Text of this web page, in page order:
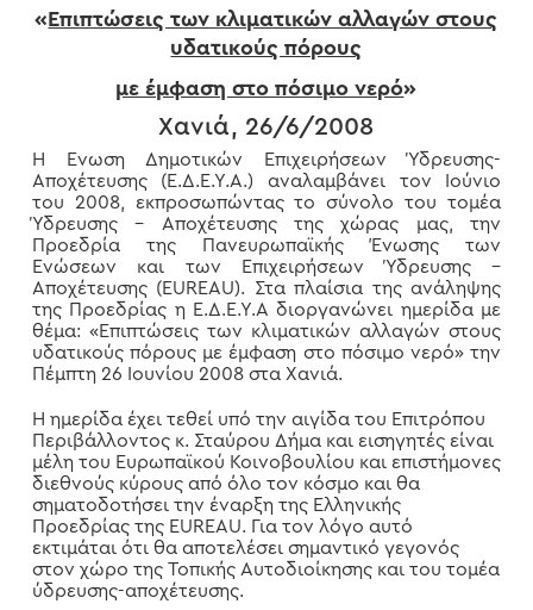
«Επιπτώσεις των κλιματικών αλλαγών στους
υδατικούς πόρους
με έμφαση στο πόσιμο νερό»
Χανιά, 26/6/2008
Η Ένωση Δημοτικών Επιχειρήσεων Ύδρευσης-
Αποχέτευσης (Ε.Δ.Ε.Υ.Α.) αναλαμβάνει τον Ιούνιο
του 2008, εκπροσωπώντας το σύνολο του τομέα
Ύδρευσης – Αποχέτευσης της χώρας μας, την
Προεδρία της Πανευρωπαϊκής Ένωσης των
Ενώσεων και των Επιχειρήσεων Ύδρευσης –
Αποχέτευσης (EUREAU). Στα πλαίσια της ανάληψης
της Προεδρίας η Ε.Δ.Ε.Υ.Α διοργανώνει ημερίδα με
θέμα: «Επιπτώσεις των κλιματικών αλλαγών στους
υδατικούς πόρους με έμφαση στο πόσιμο νερό» την
Πέμπτη 26 Ιουνίου 2008 στα Χανιά.
Η ημερίδα έχει τεθεί υπό την αιγίδα του Επιτρόπου
Περιβάλλοντος κ. Σταύρου Δήμα και εισηγητές είναι
μέλη του Ευρωπαϊκού Κοινοβουλίου και επιστήμονες
διεθνούς κύρους από όλο τον κόσμο και θα
σηματοδοτήσει την έναρξη της Ελληνικής
Προεδρίας της EUREAU. Για τον λόγο αυτό
εκτιμάται ότι θα αποτελέσει σημαντικό γεγονός
στον χώρο της Τοπικής Αυτοδιοίκησης και του τομέα
ύδρευσης-αποχέτευσης.